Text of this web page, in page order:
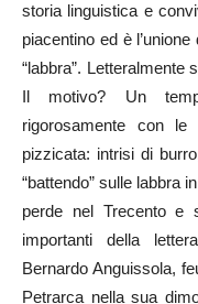
storia linguistica e
piacentino ed è
“labbra”. Letteralmente
Il motivo? Un
rigorosamente con
pizzicata: intrisi di
“battendo” sulle labbra
perde nel Trecento e
importanti della
Bernardo Anguissola,
Petrarca nella sua